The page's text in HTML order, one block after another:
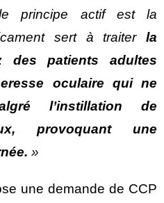
principe actif est la
sert à traiter la
des patients adultes
oculaire qui ne
l’instillation de
provoquant une
»
une demande de CCP